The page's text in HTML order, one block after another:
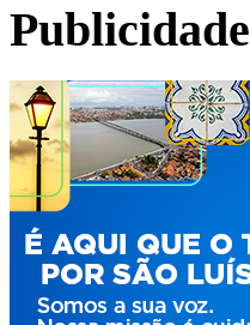
Publicidade